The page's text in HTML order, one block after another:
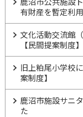
有財産を暫定利用
文化活動交流館
【民間提案制度】
旧上粕尾小学校
案制度】
鹿沼市施設サニ
た